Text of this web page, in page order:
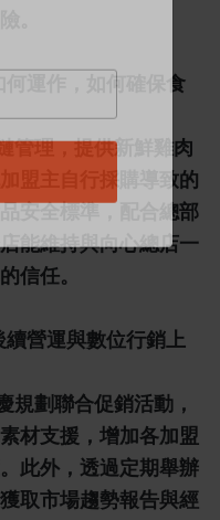
運作，如何確保食
管理，提供新鮮雞肉
盟主自行採購導致的
安全標準，配合總部
能維持與向心總店一
信任。
營運與數位行銷上
規劃聯合促銷活動，
材支援，增加各加盟
此外，透過定期舉辦
取市場趨勢報告與經